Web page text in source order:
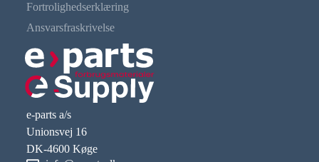
Fortrolighedserklæring
Ansvarsfraskrivelse
e-parts a/s
Unionsvej 16
DK-4600 Køge